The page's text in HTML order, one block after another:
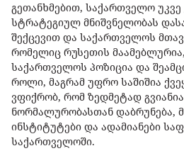
გეთანხმებით, საქართველო უკვე
სტრატეგიულ მნიშვნელობას
შექცევით და საქართველოს
რომელიც რუსეთის
საქართველოს პოზიცია და
როლი, მაგრამ უფრო საშიშია
ვფიქრობ, რომ ზედმეტად
ნორმალურობასთან დაბრუნება,
ინსტიტუტები და ადამიანები
საქართველოში.